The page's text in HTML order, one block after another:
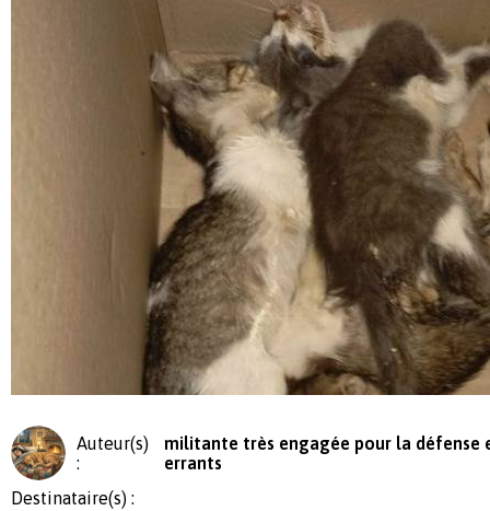
Auteur(s)
:
militante très engagée pour la défense
errants
Destinataire(s) :